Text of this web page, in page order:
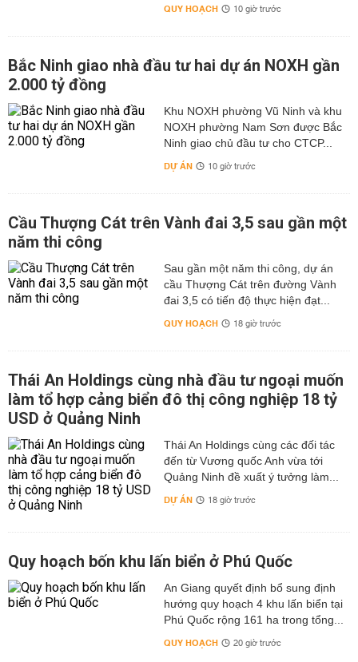
QUY HOẠCH 10 giờ trước
Bắc Ninh giao nhà đầu tư hai dự án NOXH gần
2.000 tỷ đồng
Khu NOXH phường Vũ Ninh và khu
NOXH phường Nam Sơn được Bắc
Ninh giao chủ đầu tư cho CTCP...
DỰ ÁN 10 giờ trước
Cầu Thượng Cát trên Vành đai 3,5 sau gần một
năm thi công
Sau gần một năm thi công, dự án
cầu Thượng Cát trên đường Vành
đai 3,5 có tiến độ thực hiện đạt...
QUY HOẠCH 18 giờ trước
Thái An Holdings cùng nhà đầu tư ngoại muốn
làm tổ hợp cảng biển đô thị công nghiệp 18 tỷ
USD ở Quảng Ninh
Thái An Holdings cùng các đối tác
đến từ Vương quốc Anh vừa tới
Quảng Ninh đề xuất ý tưởng làm...
DỰ ÁN 18 giờ trước
Quy hoạch bốn khu lấn biển ở Phú Quốc
An Giang quyết định bổ sung định
hướng quy hoạch 4 khu lấn biển tại
Phú Quốc rộng 161 ha trong tổng...
QUY HOẠCH 20 giờ trước